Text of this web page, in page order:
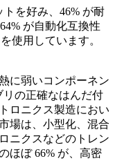
を好み、46% が耐
が自動化互換性
使用しています。
に弱いコンポーネン
リの正確なはんだ付
ロニクス製造におい
場は、小型化、混合
ニクスなどのトレン
ほぼ 66% が、高密